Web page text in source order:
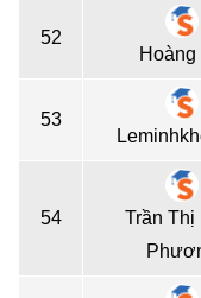
52
Hoàng
53
54
Trần Thị